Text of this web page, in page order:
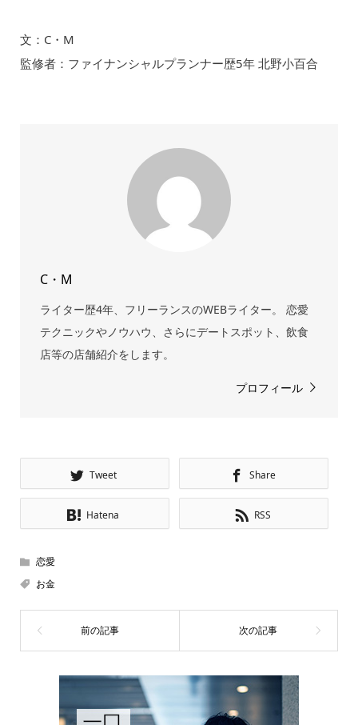
文：C・M
監修者：ファイナンシャルプランナー歴5年 北野小百合
C・M
ライター歴4年、フリーランスのWEBライター。 恋愛
テクニックやノウハウ、さらにデートスポット、飲食
店等の店舗紹介をします。
プロフィール
Tweet Share
Hatena RSS
恋愛
お金